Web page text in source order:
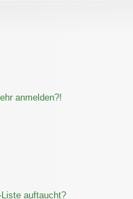
anmelden?!
auftaucht?